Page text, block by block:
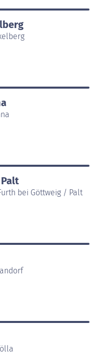
bei Göttweig / Palt